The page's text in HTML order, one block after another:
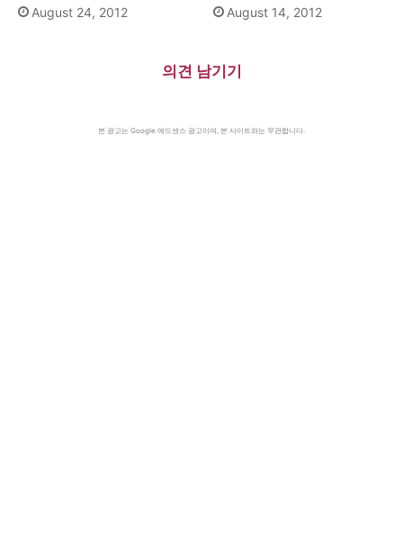
August 24, 2012 August 14, 2012
의견 남기기
본 광고는 Google 애드센스 광고이며, 본 사이트와는 무관합니다.